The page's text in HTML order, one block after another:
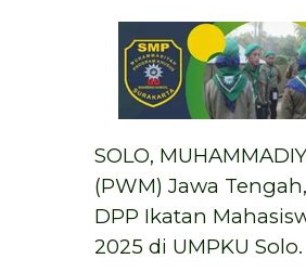
SOLO,
(PWM) Jawa
DPP Ikatan
2025 di UMPKU Solo.